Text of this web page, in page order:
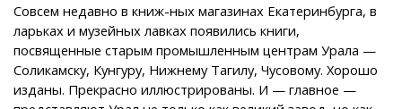
Совсем недавно в книж-ных магазинах Екатеринбурга, в
ларьках и музейных лавках появились книги,
посвященные старым промышленным центрам Урала —
Соликамску, Кунгуру, Нижнему Тагилу, Чусовому. Хорошо
изданы. Прекрасно иллюстрированы. И — главное —